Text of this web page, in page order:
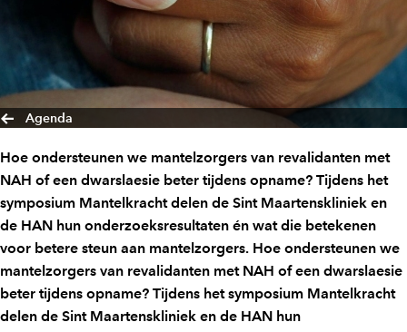
Agenda
Hoe ondersteunen we mantelzorgers van revalidanten met
NAH of een dwarslaesie beter tijdens opname? Tijdens het
symposium Mantelkracht delen de Sint Maartenskliniek en
de HAN hun onderzoeksresultaten én wat die betekenen
voor betere steun aan mantelzorgers. Hoe ondersteunen we
mantelzorgers van revalidanten met NAH of een dwarslaesie
beter tijdens opname? Tijdens het symposium Mantelkracht
delen de Sint Maartenskliniek en de HAN hun